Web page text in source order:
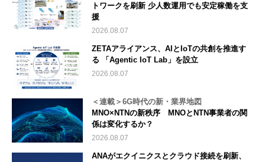
トワークを刷新 少人数運用でも安定稼働を支
援
2026.08.07
ZETAアライアンス、AIとIoTの共創を推進す
る 「Agentic IoT Lab」を設立
2026.08.07
＜連載＞6G時代の新・業界地図
MNO×NTNの新秩序 MNOとNTN事業者の関
係は変化するか？
2026.08.07
ANAがエクイニクスとクラウド接続を刷新、